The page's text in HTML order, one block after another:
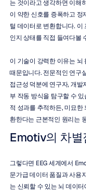
는 것이라고 생각하면 이해
이 약한 신호를 증폭하고 정
털 데이터로 변환합니다. 이
인지 상태를 직접 들여다볼
이 기술이 강력한 이유는 뇌
때문입니다. 전문적인 연구
접근성 덕분에 연구자, 개발
부 작동 방식을 탐구할 수
적 성과를 추적하든, 미묘한
환한다는 근본적인 원리는
Emotiv의 차별
그렇다면 EEG 세계에서
문가급 데이터 품질과 사용
는 신뢰할 수 있는 뇌 데이